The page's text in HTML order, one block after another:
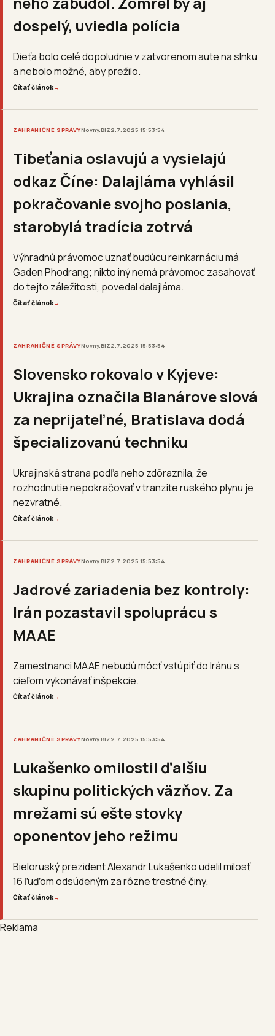
dospelý, uviedla polícia
Dieťa bolo celé dopoludnie v zatvorenom aute na slnku
a nebolo možné, aby prežilo.
Čítať článok→
ZAHRANIČNÉ SPRÁVYNovny.BIZ2.7.2025 15:53:54
Tibeťania oslavujú a vysielajú
odkaz Číne: Dalajláma vyhlásil
pokračovanie svojho poslania,
starobylá tradícia zotrvá
Výhradnú právomoc uznať budúcu reinkarnáciu má
Gaden Phodrang; nikto iný nemá právomoc zasahovať
do tejto záležitosti, povedal dalajláma.
Čítať článok→
ZAHRANIČNÉ SPRÁVYNovny.BIZ2.7.2025 15:53:54
Slovensko rokovalo v Kyjeve:
Ukrajina označila Blanárove slová
za neprijateľné, Bratislava dodá
špecializovanú techniku
Ukrajinská strana podľa neho zdôraznila, že
rozhodnutie nepokračovať v tranzite ruského plynu je
nezvratné.
Čítať článok→
ZAHRANIČNÉ SPRÁVYNovny.BIZ2.7.2025 15:53:54
Jadrové zariadenia bez kontroly:
Irán pozastavil spoluprácu s
MAAE
Zamestnanci MAAE nebudú môcť vstúpiť do Iránu s
cieľom vykonávať inšpekcie.
Čítať článok→
ZAHRANIČNÉ SPRÁVYNovny.BIZ2.7.2025 15:53:54
Lukašenko omilostil ďalšiu
skupinu politických väzňov. Za
mrežami sú ešte stovky
oponentov jeho režimu
Bieloruský prezident Alexandr Lukašenko udelil milosť
16 ľuďom odsúdeným za rôzne trestné činy.
Čítať článok→
Reklama